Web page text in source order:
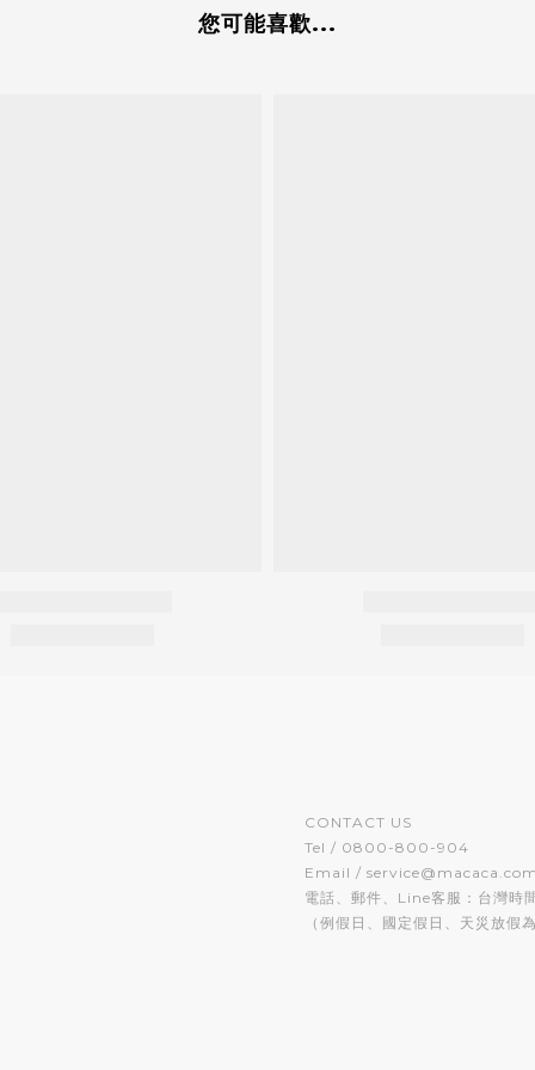
您可能喜歡...
CONTACT US
Tel / 0800-800-904
Email /
電話、郵件、Line客服：台灣
（例假日、國定假日、天災放假